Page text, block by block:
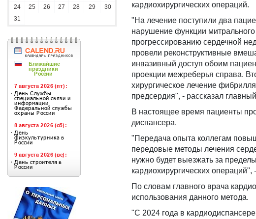
24
25 26 27 28 29
30
31
кардиохирургических операций.
"На лечение поступили два
нарушение функции
прогрессированию сердечной
провели реконструктивные
инвазивный доступ обоим
проекции межреберья справа.
хирургическое лечение
предсердия", - рассказал
В настоящее время пациенты
диспансера.
"Передача опыта коллегам
передовые методы лечения
нужно будет выезжать за
кардиохирургических
По словам главного врача
использования данного метода.
"С 2024 года в